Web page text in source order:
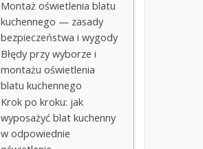
Montaż oświetlenia blatu
kuchennego — zasady
bezpieczeństwa i wygody
Błędy przy wyborze i
montażu oświetlenia
blatu kuchennego
Krok po kroku: jak
wyposażyć blat kuchenny
w odpowiednie